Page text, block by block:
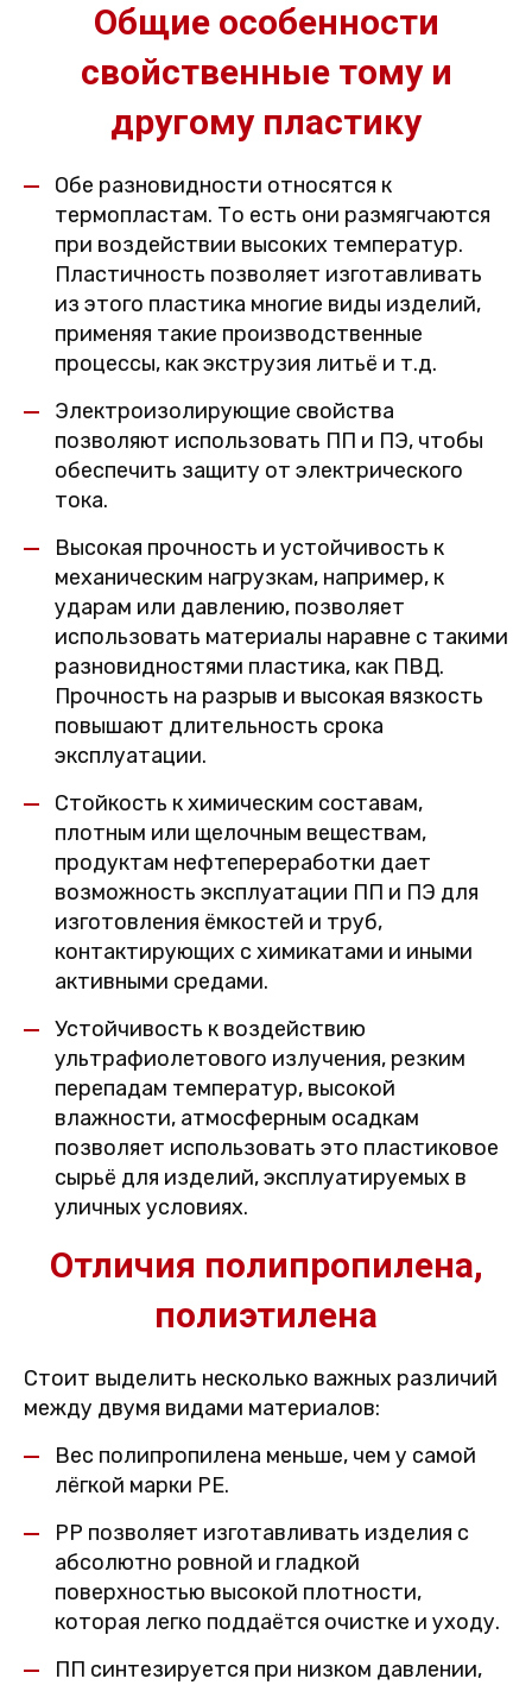
Общие особенности
свойственные тому и
другому пластику
Обе разновидности относятся к
термопластам. То есть они размягчаются
при воздействии высоких температур.
Пластичность позволяет изготавливать
из этого пластика многие виды изделий,
применяя такие производственные
процессы, как экструзия литьё и т.д.
Электроизолирующие свойства
позволяют использовать ПП и ПЭ, чтобы
обеспечить защиту от электрического
тока.
Высокая прочность и устойчивость к
механическим нагрузкам, например, к
ударам или давлению, позволяет
использовать материалы наравне с такими
разновидностями пластика, как ПВД.
Прочность на разрыв и высокая вязкость
повышают длительность срока
эксплуатации.
Стойкость к химическим составам,
плотным или щелочным веществам,
продуктам нефтепереработки дает
возможность эксплуатации ПП и ПЭ для
изготовления ёмкостей и труб,
контактирующих с химикатами и иными
активными средами.
Устойчивость к воздействию
ультрафиолетового излучения, резким
перепадам температур, высокой
влажности, атмосферным осадкам
позволяет использовать это пластиковое
сырьё для изделий, эксплуатируемых в
уличных условиях.
Отличия полипропилена,
полиэтилена
Стоит выделить несколько важных различий
между двумя видами материалов:
Вес полипропилена меньше, чем у самой
лёгкой марки PE.
PP позволяет изготавливать изделия с
абсолютно ровной и гладкой
поверхностью высокой плотности,
которая легко поддаётся очистке и уходу.
ПП синтезируется при низком давлении,